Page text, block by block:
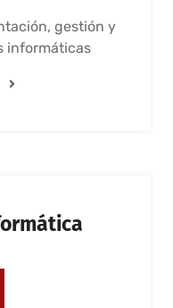
gestión y
informáticas